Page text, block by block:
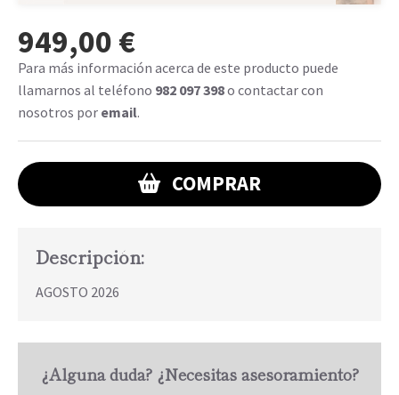
949,00 €
Para más información acerca de este producto puede
llamarnos al teléfono 982 097 398o contactar con
nosotros por email.
COMPRAR
Descripción:
AGOSTO 2026
¿Alguna duda? ¿Necesitas asesoramiento?